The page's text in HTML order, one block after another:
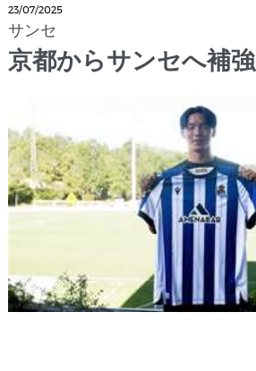
23/07/2025
サンセ
京都からサンセへ補強